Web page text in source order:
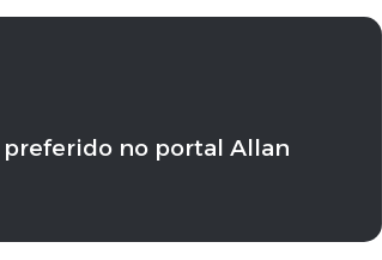
preferido no portal Allan